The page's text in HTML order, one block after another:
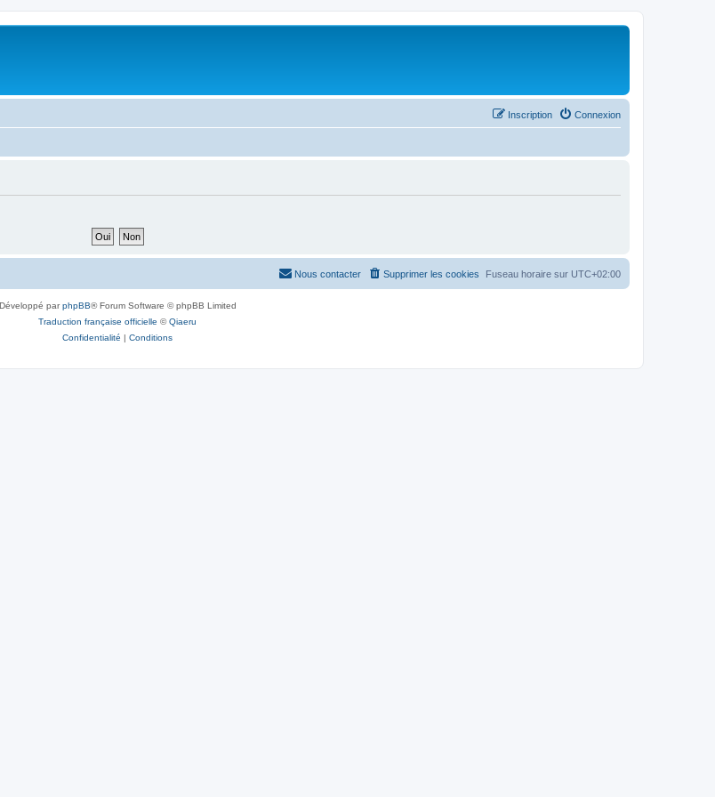
Connexion
Inscription
Fuseau horaire sur UTC+02:00
Supprimer les cookies
Nous contacter
Développé parphpBB® Forum Software © phpBB Limited
Traduction française officielle ©Qiaeru
Confidentialité | Conditions